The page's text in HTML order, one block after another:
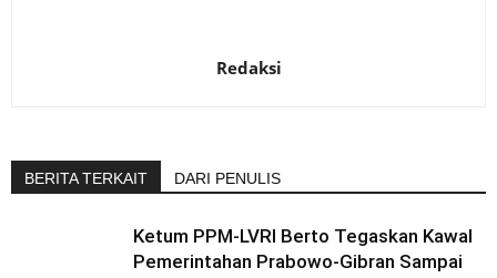
Redaksi
BERITA TERKAIT DARI PENULIS
Ketum PPM-LVRI Berto Tegaskan Kawal
Pemerintahan Prabowo-Gibran Sampai